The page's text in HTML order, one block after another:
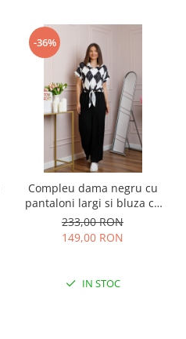
-36%
Compleu dama negru cu
pantaloni largi si bluza cu
nod Candice
233,00 RON
149,00 RON
IN STOC